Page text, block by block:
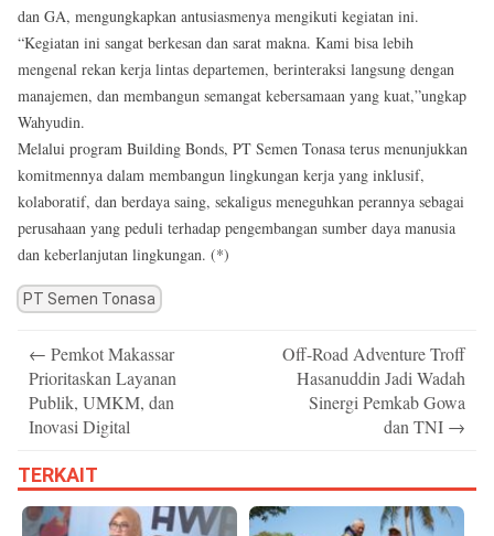
dan GA, mengungkapkan antusiasmenya mengikuti kegiatan ini.
“Kegiatan ini sangat berkesan dan sarat makna. Kami bisa lebih
mengenal rekan kerja lintas departemen, berinteraksi langsung dengan
manajemen, dan membangun semangat kebersamaan yang kuat,”ungkap
Wahyudin.
Melalui program Building Bonds, PT Semen Tonasa terus menunjukkan
komitmennya dalam membangun lingkungan kerja yang inklusif,
kolaboratif, dan berdaya saing, sekaligus meneguhkan perannya sebagai
perusahaan yang peduli terhadap pengembangan sumber daya manusia
dan keberlanjutan lingkungan. (*)
PT Semen Tonasa
navigation
← Pemkot Makassar
Prioritaskan Layanan
Publik, UMKM, dan
Inovasi Digital
Off-Road Adventure Troff
Hasanuddin Jadi Wadah
Sinergi Pemkab Gowa
dan TNI →
TERKAIT